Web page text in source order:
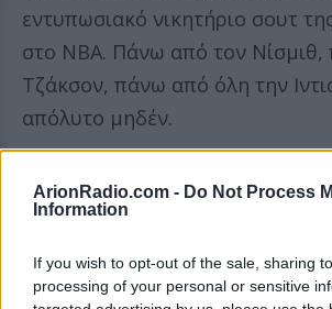
ArionRadio.com - Do Not Process
Information
If you wish to opt-out of the sale, sharing
processing of your personal or sensitive
εντυπωσιακό νικητήριο σουτ
στο NBA. Πάνω από τον
Τζάκσον, πάνω από όλη την
απόλυτο μηδέν.